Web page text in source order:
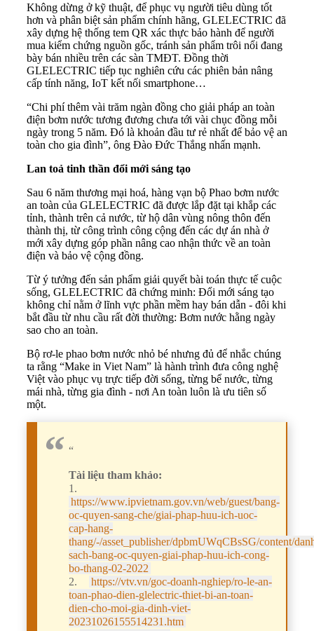
Không dừng ở kỹ thuật, để phục vụ người tiêu dùng tốt
hơn và phân biệt sản phẩm chính hãng, GLELECTRIC đã
xây dựng hệ thống tem QR xác thực bảo hành để người
mua kiểm chứng nguồn gốc, tránh sản phẩm trôi nổi đang
bày bán nhiều trên các sàn TMĐT. Đồng thời
GLELECTRIC tiếp tục nghiên cứu các phiên bản nâng
cấp tính năng, IoT kết nối smartphone…
“Chi phí thêm vài trăm ngàn đồng cho giải pháp an toàn
điện bơm nước tương đương chưa tới vài chục đồng mỗi
ngày trong 5 năm. Đó là khoản đầu tư rẻ nhất để bảo vệ an
toàn cho gia đình”, ông Đào Đức Thắng nhấn mạnh.
Lan toả tinh thần đổi mới sáng tạo
Sau 6 năm thương mại hoá, hàng vạn bộ Phao bơm nước
an toàn của GLELECTRIC đã được lắp đặt tại khắp các
tỉnh, thành trên cả nước, từ hộ dân vùng nông thôn đến
thành thị, từ công trình công cộng đến các dự án nhà ở
mới xây dựng góp phần nâng cao nhận thức về an toàn
điện và bảo vệ cộng đồng.
Từ ý tưởng đến sản phẩm giải quyết bài toán thực tế cuộc
sống, GLELECTRIC đã chứng minh: Đổi mới sáng tạo
không chỉ nằm ở lĩnh vực phần mềm hay bán dẫn - đôi khi
bắt đầu từ nhu cầu rất đời thường: Bơm nước hằng ngày
sao cho an toàn.
Bộ rơ-le phao bơm nước nhỏ bé nhưng đủ để nhắc chúng
ta rằng “Make in Viet Nam” là hành trình đưa công nghệ
Việt vào phục vụ trực tiếp đời sống, từng bể nước, từng
mái nhà, từng gia đình - nơi An toàn luôn là ưu tiên số
một.
“
Tài liệu tham khảo:
1.
https://www.ipvietnam.gov.vn/web/guest/bang-
oc-quyen-sang-che/giai-phap-huu-ich-uoc-
cap-hang-
thang/-/asset_publisher/dpbmUWqCBsSG/content/
sach-bang-oc-quyen-giai-phap-huu-ich-cong-
bo-thang-02-2022
2.
https://vtv.vn/goc-doanh-nghiep/ro-le-an-
toan-phao-dien-glelectric-thiet-bi-an-toan-
dien-cho-moi-gia-dinh-viet-
20231026155514231.htm